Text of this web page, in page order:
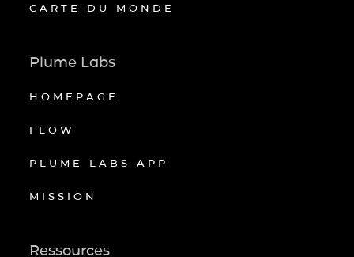
CARTE DU MONDE
Plume Labs
HOMEPAGE
FLOW
PLUME LABS APP
MISSION
Ressources